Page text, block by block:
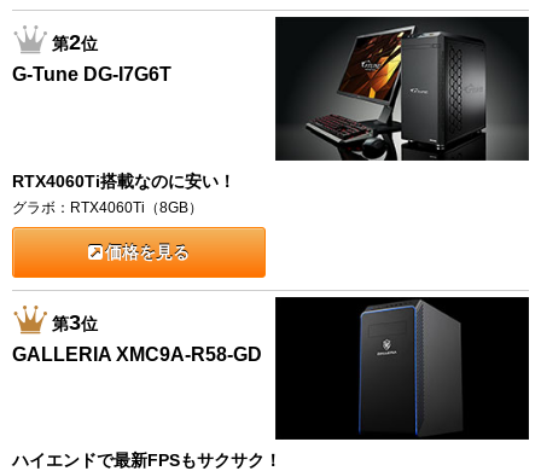
第2位
G-Tune DG-I7G6T
RTX4060Ti搭載なのに安い！
グラボ：RTX4060Ti（8GB）
価格を見る
第3位
GALLERIA XMC9A-R58-GD
ハイエンドで最新FPSもサクサク！